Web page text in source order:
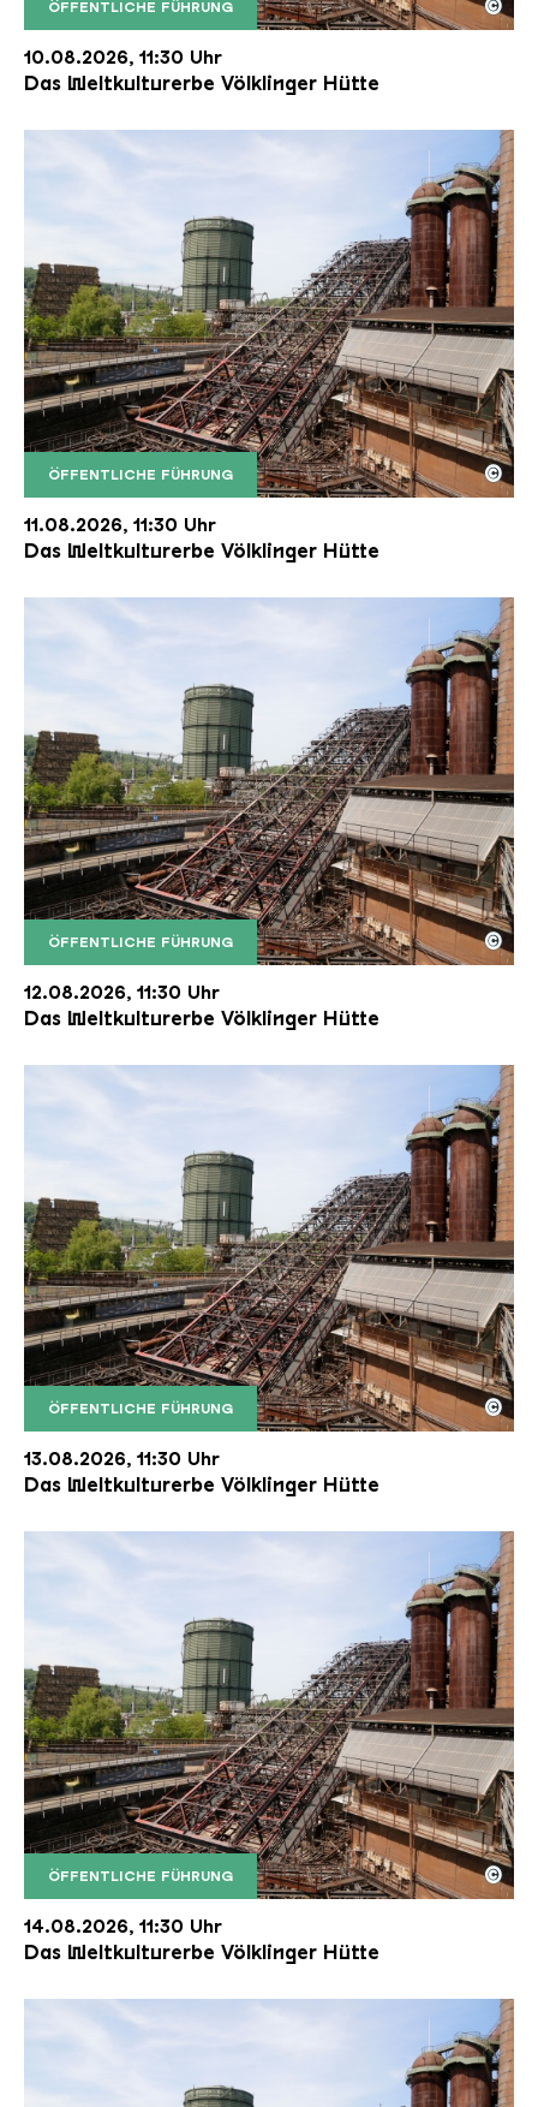
ÖFFENTLICHE FÜHRUNG
Der Erzschrägaufzug der Völklinger Hütte mit
Copyright: Weltkulturerbe Völklinger Hütte | Karl
©
10.08.2026, 11:30 Uhr
Das Weltkulturerbe Völklinger Hütte
ÖFFENTLICHE FÜHRUNG
Der Erzschrägaufzug der Völklinger Hütte mit
Copyright: Weltkulturerbe Völklinger Hütte | Karl
©
11.08.2026, 11:30 Uhr
Das Weltkulturerbe Völklinger Hütte
ÖFFENTLICHE FÜHRUNG
Der Erzschrägaufzug der Völklinger Hütte mit
Copyright: Weltkulturerbe Völklinger Hütte | Karl
©
12.08.2026, 11:30 Uhr
Das Weltkulturerbe Völklinger Hütte
ÖFFENTLICHE FÜHRUNG
Der Erzschrägaufzug der Völklinger Hütte mit
Copyright: Weltkulturerbe Völklinger Hütte | Karl
©
13.08.2026, 11:30 Uhr
Das Weltkulturerbe Völklinger Hütte
ÖFFENTLICHE FÜHRUNG
Der Erzschrägaufzug der Völklinger Hütte mit
Copyright: Weltkulturerbe Völklinger Hütte | Karl
©
14.08.2026, 11:30 Uhr
Das Weltkulturerbe Völklinger Hütte